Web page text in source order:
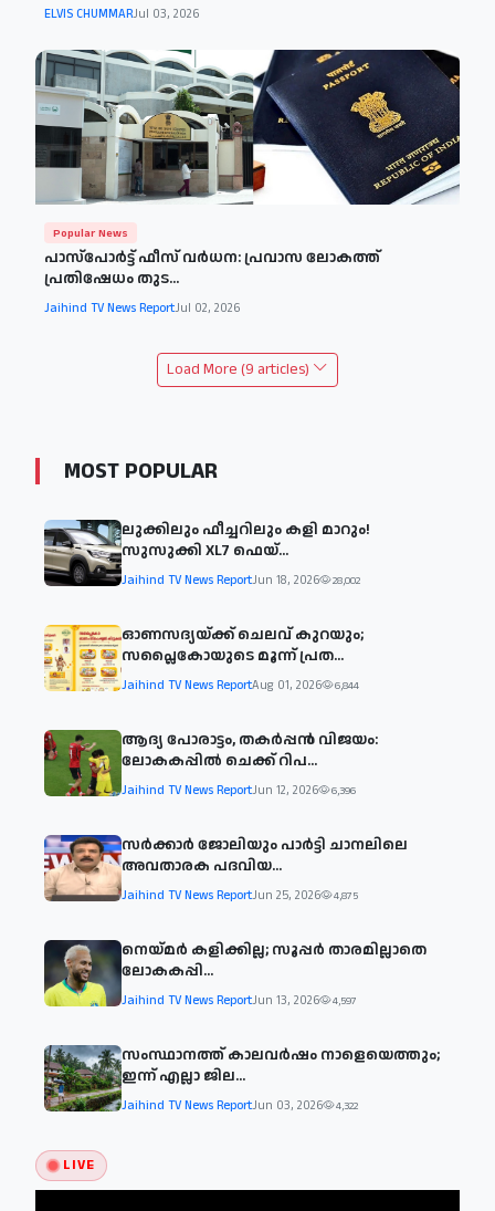
ELVIS CHUMMARJul 03, 2026
Popular News
പാസ്പോര്‍ട്ട് ഫീസ് വര്‍ധന: പ്രവാസ ലോകത്ത്
പ്രതിഷേധം തുട...
Jaihind TV News ReportJul 02, 2026
Load More (9 articles)
MOST POPULAR
ലുക്കിലും ഫീച്ചറിലും കളി മാറും!
സുസുക്കി XL7 ഫെയ്‌...
Jaihind TV News ReportJun 18, 2026 28,002
ഓണസദ്യയ്ക്ക് ചെലവ് കുറയും;
സപ്ലൈകോയുടെ മൂന്ന് പ്രത...
Jaihind TV News ReportAug 01, 2026 6,844
ആദ്യ പോരാട്ടം, തകർപ്പൻ വിജയം:
ലോകകപ്പിൽ ചെക്ക് റിപ...
Jaihind TV News ReportJun 12, 2026 6,396
സര്‍ക്കാര്‍ ജോലിയും പാര്‍ട്ടി ചാനലിലെ
അവതാരക പദവിയ...
Jaihind TV News ReportJun 25, 2026 4,875
നെയ്മര്‍ കളിക്കില്ല; സൂപ്പര്‍ താരമില്ലാതെ
ലോകകപ്പി...
Jaihind TV News ReportJun 13, 2026 4,597
സംസ്ഥാനത്ത് കാലവര്‍ഷം നാളെയെത്തും;
ഇന്ന് എല്ലാ ജില...
Jaihind TV News ReportJun 03, 2026 4,322
LIVE